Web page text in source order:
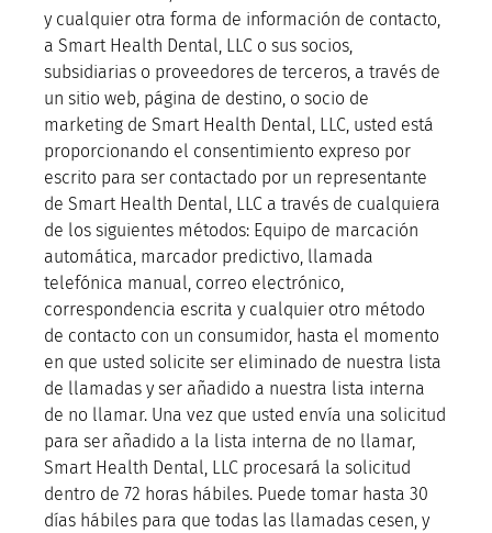
y cualquier otra forma de información de contacto,
a Smart Health Dental, LLC o sus socios,
subsidiarias o proveedores de terceros, a través de
un sitio web, página de destino, o socio de
marketing de Smart Health Dental, LLC, usted está
proporcionando el consentimiento expreso por
escrito para ser contactado por un representante
de Smart Health Dental, LLC a través de cualquiera
de los siguientes métodos: Equipo de marcación
automática, marcador predictivo, llamada
telefónica manual, correo electrónico,
correspondencia escrita y cualquier otro método
de contacto con un consumidor, hasta el momento
en que usted solicite ser eliminado de nuestra lista
de llamadas y ser añadido a nuestra lista interna
de no llamar. Una vez que usted envía una solicitud
para ser añadido a la lista interna de no llamar,
Smart Health Dental, LLC procesará la solicitud
dentro de 72 horas hábiles. Puede tomar hasta 30
días hábiles para que todas las llamadas cesen, y